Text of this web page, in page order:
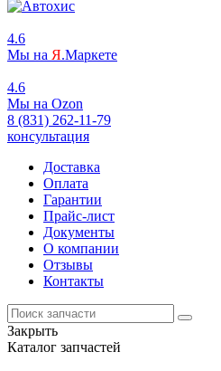
4.6
Мы на Я.Маркете
4.6
Мы на Ozon
8 (831) 262-11-79
консультация
Доставка
Оплата
Гарантии
Прайс-лист
Документы
О компании
Отзывы
Контакты
Закрыть
Каталог запчастей